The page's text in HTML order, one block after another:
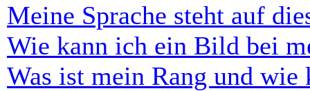
Meine Sprache steht auf
Wie kann ich ein Bild bei
Was ist mein Rang und wie